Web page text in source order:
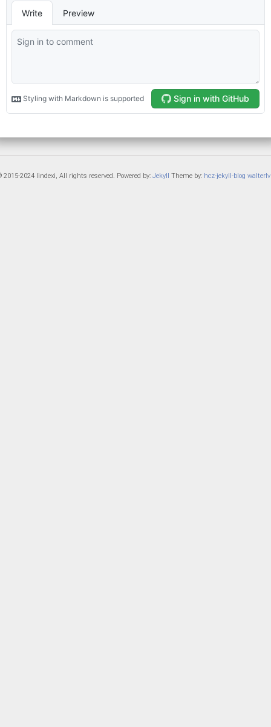
2015-2024 lindexi, All rights reserved. Powered by: Jekyll Theme by: hcz-jekyll-blog walterlv